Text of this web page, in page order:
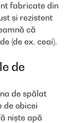
fabricate din
și rezistent
că
(de ex. ceai).
de
de spălat
de obicei
niște apă